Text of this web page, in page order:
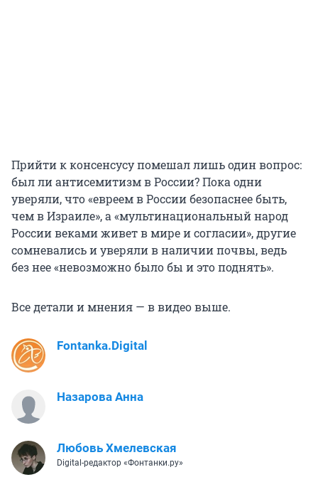
Прийти к консенсусу помешал лишь один вопрос:
был ли антисемитизм в России? Пока одни
уверяли, что «евреем в России безопаснее быть,
чем в Израиле», а «мультинациональный народ
России веками живет в мире и согласии», другие
сомневались и уверяли в наличии почвы, ведь
без нее «невозможно было бы и это поднять».
Все детали и мнения — в видео выше.
Fontanka.Digital
Назарова Анна
Любовь Хмелевская
Digital-редактор «Фонтанки.ру»